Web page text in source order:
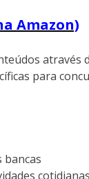
Amazon)
através
para
bancas